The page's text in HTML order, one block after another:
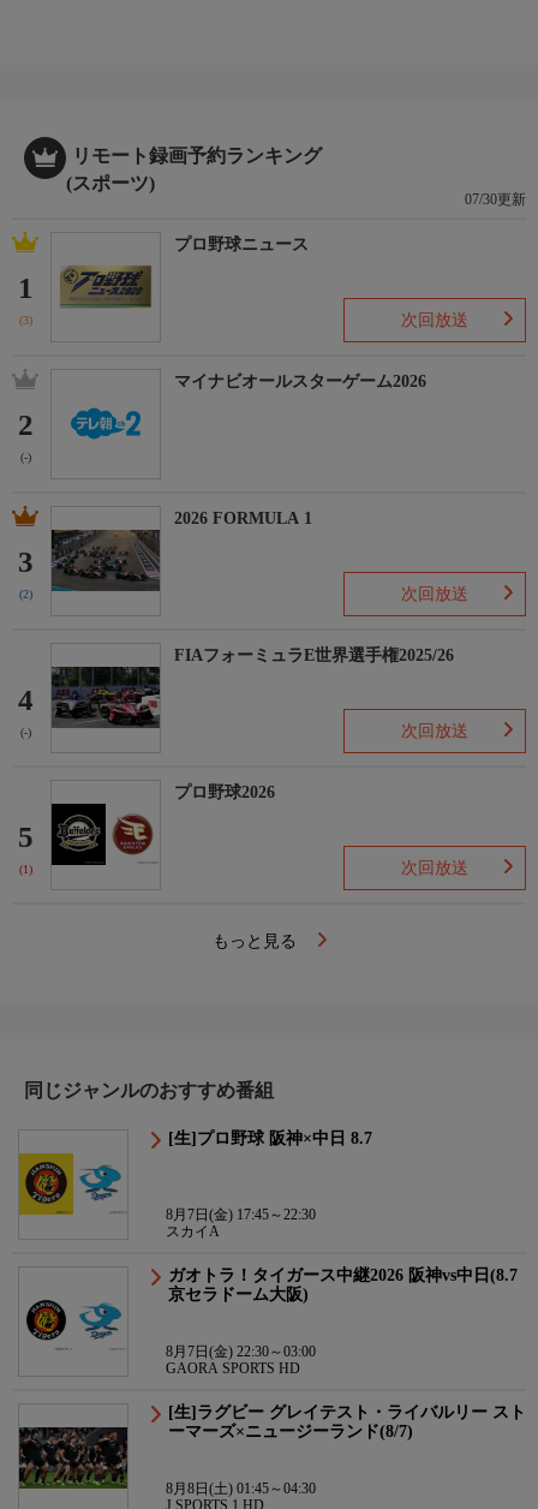
リモート録画予約ランキング
(スポーツ)
07/30更新
1
(3)
プロ野球ニュース
次回放送
2
(-)
マイナビオールスターゲーム2026
3
(2)
2026 FORMULA 1
次回放送
4
(-)
FIAフォーミュラE世界選手権2025/26
次回放送
5
(1)
プロ野球2026
次回放送
もっと見る
同じジャンルのおすすめ番組
[生]プロ野球 阪神×中日 8.7
8月7日(金) 17:45～22:30
スカイA
ガオトラ！タイガース中継2026 阪神vs中日(8.7
京セラドーム大阪)
8月7日(金) 22:30～03:00
GAORA SPORTS HD
[生]ラグビー グレイテスト・ライバルリー スト
ーマーズ×ニュージーランド(8/7)
8月8日(土) 01:45～04:30
J SPORTS 1 HD